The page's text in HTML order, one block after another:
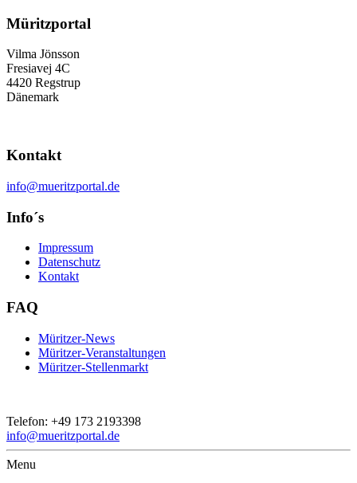
Müritzportal
Vilma Jönsson
Fresiavej 4C
4420 Regstrup
Dänemark
Kontakt
info@mueritzportal.de
Info´s
Impressum
Datenschutz
Kontakt
FAQ
Müritzer-News
Müritzer-Veranstaltungen
Müritzer-Stellenmarkt
Telefon: +49 173 2193398
info@mueritzportal.de
Menu